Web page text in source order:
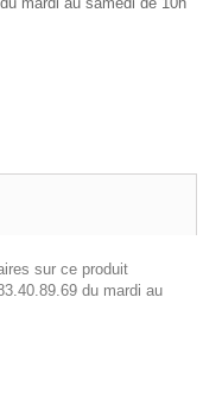
sur ce produit
du mardi au